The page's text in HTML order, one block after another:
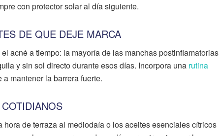
con protector solar al día siguiente.
DE QUE DEJE MARCA
acné a tiempo: la mayoría de las manchas postinflamatorias
y sin sol directo durante esos días. Incorpora una rutina
mantener la barrera fuerte.
de terraza al mediodaía o los aceites esenciales cítricos